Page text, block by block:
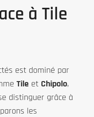
à Tile
est dominé par
Tile et Chipolo,
distinguer grâce à
les